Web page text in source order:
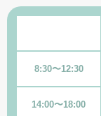
8:30〜12:30
14:00〜18:00